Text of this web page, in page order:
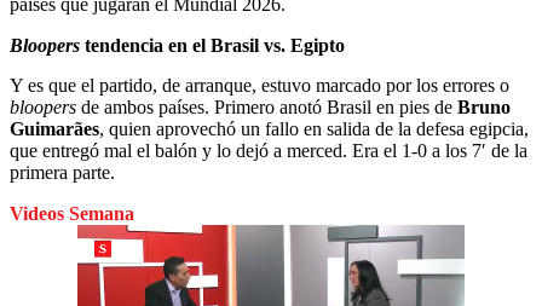
Bloopers tendencia en el Brasil vs. Egipto
Y es que el partido, de arranque, estuvo marcado por los errores o
bloopers de ambos países. Primero anotó Brasil en pies de Bruno
Guimarães, quien aprovechó un fallo en salida de la defesa egipcia,
que entregó mal el balón y lo dejó a merced. Era el 1-0 a los 7′ de la
primera parte.
Videos Semana